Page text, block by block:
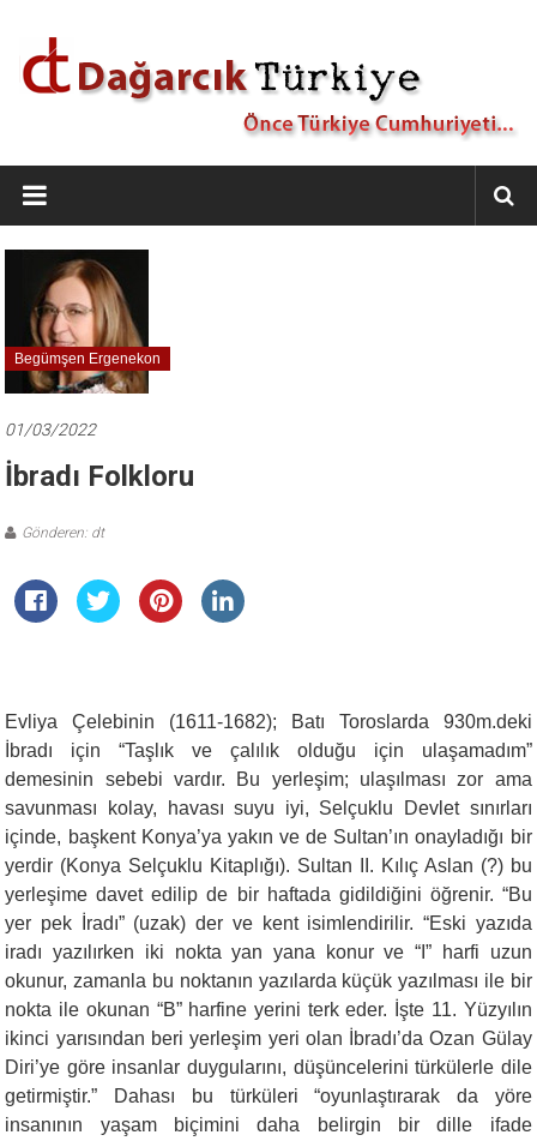
Dağarcık
Türkiye
Önce
Türkiye
Cumhuriyeti…
Begümşen Ergenekon
01/03/2022
İbradı Folkloru
Gönderen: dt
Evliya Çelebinin (1611-1682); Batı Toroslarda 930m.deki
İbradı için “Taşlık ve çalılık olduğu için ulaşamadım”
demesinin sebebi vardır. Bu yerleşim; ulaşılması zor ama
savunması kolay, havası suyu iyi, Selçuklu Devlet sınırları
içinde, başkent Konya’ya yakın ve de Sultan’ın onayladığı bir
yerdir (Konya Selçuklu Kitaplığı). Sultan II. Kılıç Aslan (?) bu
yerleşime davet edilip de bir haftada gidildiğini öğrenir. “Bu
yer pek İradı” (uzak) der ve kent isimlendirilir. “Eski yazıda
iradı yazılırken iki nokta yan yana konur ve “I” harfi uzun
okunur, zamanla bu noktanın yazılarda küçük yazılması ile bir
nokta ile okunan “B” harfine yerini terk eder. İşte 11. Yüzyılın
ikinci yarısından beri yerleşim yeri olan İbradı’da Ozan Gülay
Diri’ye göre insanlar duygularını, düşüncelerini türkülerle dile
getirmiştir.” Dahası bu türküleri “oyunlaştırarak da yöre
insanının yaşam biçimini daha belirgin bir dille ifade